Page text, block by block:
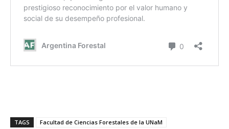
TAGS Facultad de Ciencias Forestales de la UNaM